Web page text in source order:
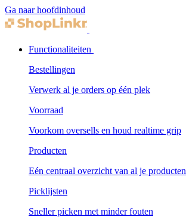
Ga naar hoofdinhoud
Functionaliteiten
Bestellingen
Verwerk al je orders op één plek
Voorraad
Voorkom oversells en houd realtime grip
Producten
Eén centraal overzicht van al je producten
Picklijsten
Sneller picken met minder fouten